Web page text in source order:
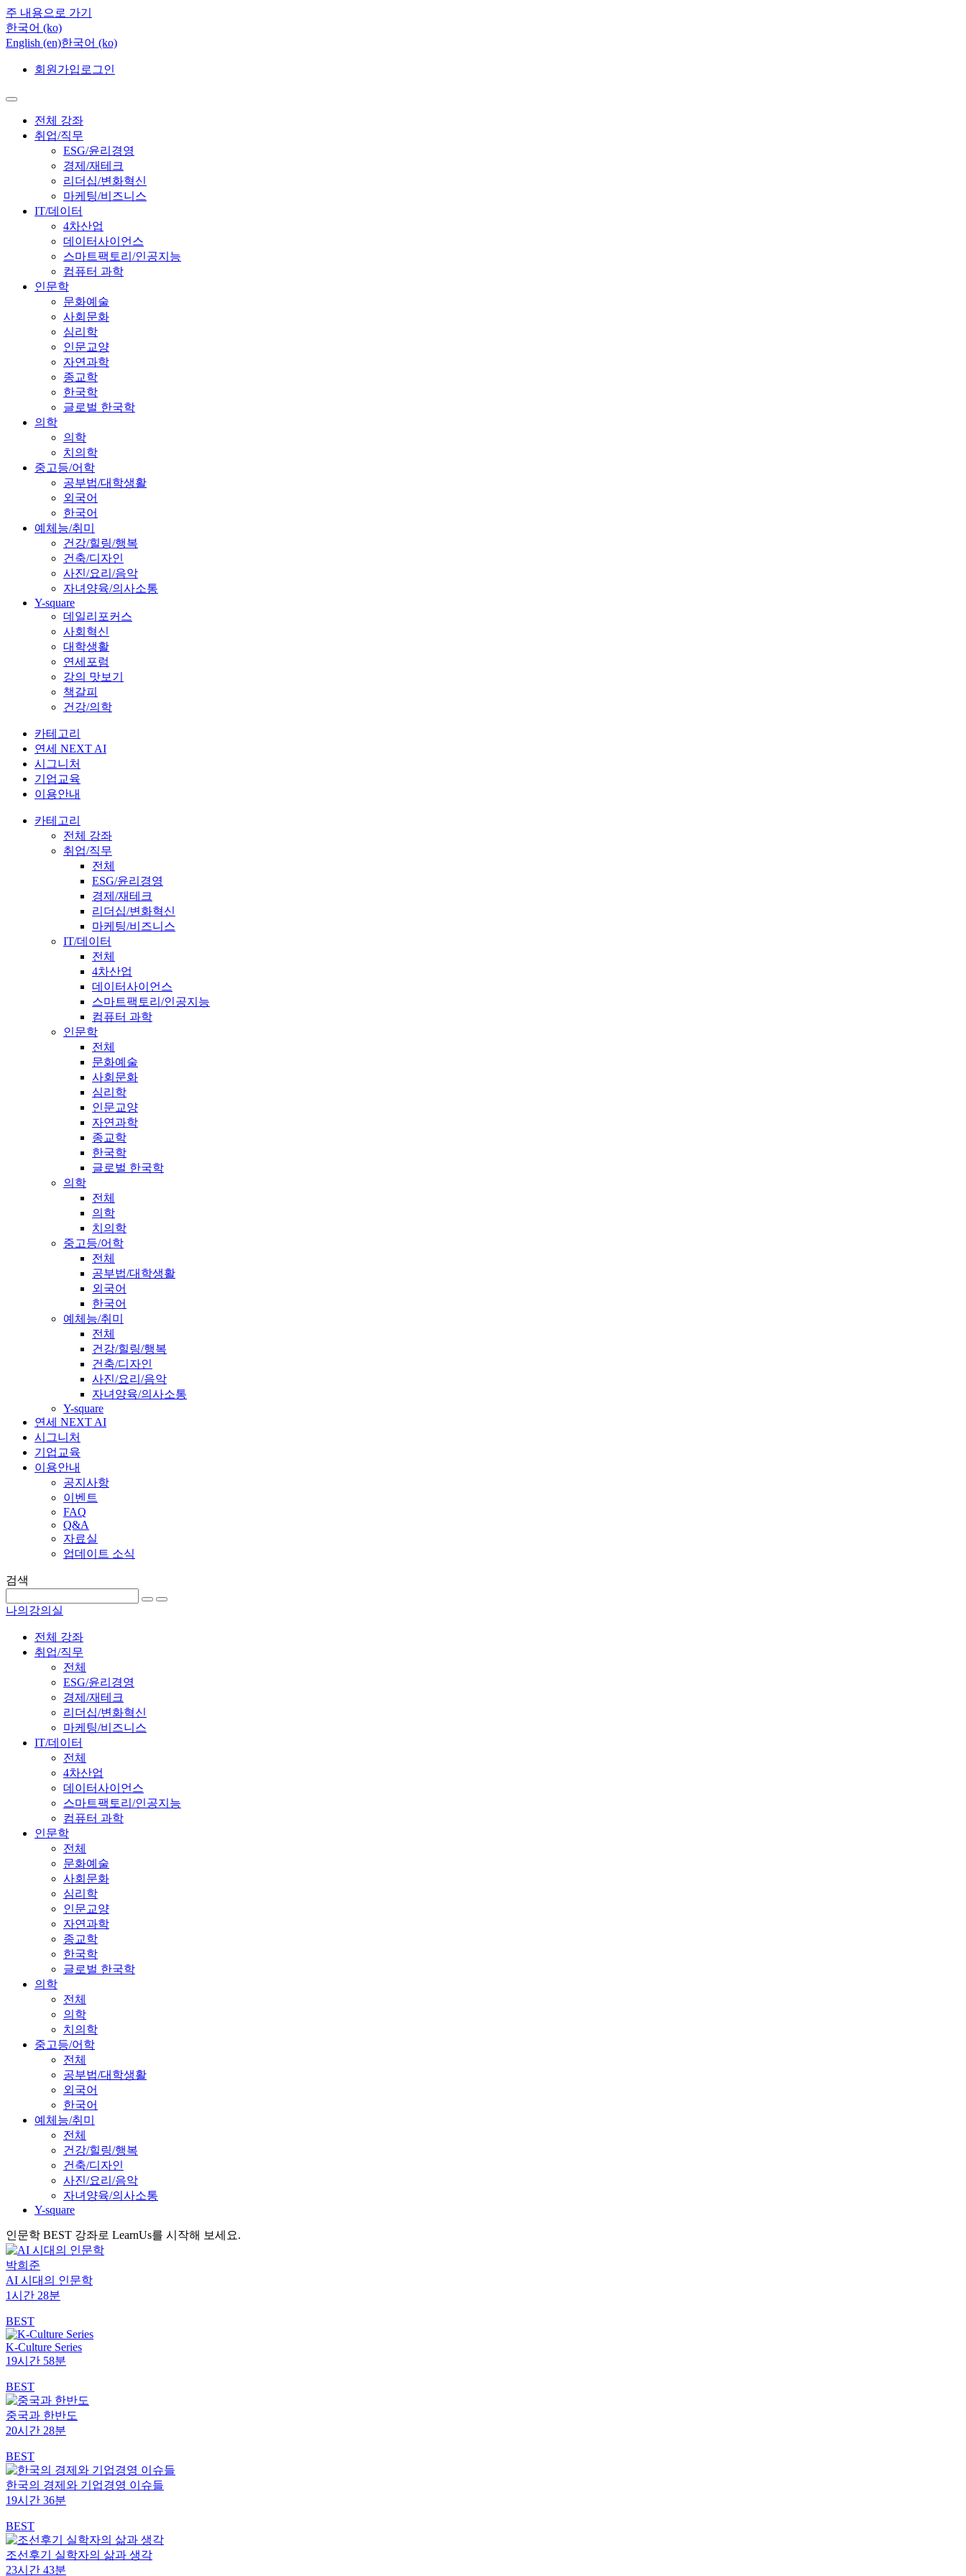
주 내용으로 가기
한국어 ‎(ko)‎
English ‎(en)‎한국어 ‎(ko)‎
회원가입 로그인
전체 강좌
취업/직무
ESG/윤리경영
경제/재테크
리더십/변화혁신
마케팅/비즈니스
IT/데이터
4차산업
데이터사이언스
스마트팩토리/인공지능
컴퓨터 과학
인문학
문화예술
사회문화
심리학
인문교양
자연과학
종교학
한국학
글로벌 한국학
의학
의학
치의학
중고등/어학
공부법/대학생활
외국어
한국어
예체능/취미
건강/힐링/행복
건축/디자인
사진/요리/음악
자녀양육/의사소통
Y-square
데일리포커스
사회혁신
대학생활
연세포럼
강의 맛보기
책갈피
건강/의학
카테고리
연세 NEXT AI
시그니처
기업교육
이용안내
카테고리
전체 강좌
취업/직무
전체
ESG/윤리경영
경제/재테크
리더십/변화혁신
마케팅/비즈니스
IT/데이터
전체
4차산업
데이터사이언스
스마트팩토리/인공지능
컴퓨터 과학
인문학
전체
문화예술
사회문화
심리학
인문교양
자연과학
종교학
한국학
글로벌 한국학
의학
전체
의학
치의학
중고등/어학
전체
공부법/대학생활
외국어
한국어
예체능/취미
전체
건강/힐링/행복
건축/디자인
사진/요리/음악
자녀양육/의사소통
Y-square
연세 NEXT AI
시그니처
기업교육
이용안내
공지사항
이벤트
FAQ
Q&A
자료실
업데이트 소식
검색
나의강의실
전체 강좌
취업/직무
전체
ESG/윤리경영
경제/재테크
리더십/변화혁신
마케팅/비즈니스
IT/데이터
전체
4차산업
데이터사이언스
스마트팩토리/인공지능
컴퓨터 과학
인문학
전체
문화예술
사회문화
심리학
인문교양
자연과학
종교학
한국학
글로벌 한국학
의학
전체
의학
치의학
중고등/어학
전체
공부법/대학생활
외국어
한국어
예체능/취미
전체
건강/힐링/행복
건축/디자인
사진/요리/음악
자녀양육/의사소통
Y-square
인문학 BEST 강좌로 LearnUs를 시작해 보세요.
박희준
AI 시대의 인문학
1시간 28분
BEST
K-Culture Series
19시간 58분
BEST
중국과 한반도
20시간 28분
BEST
한국의 경제와 기업경영 이슈들
19시간 36분
BEST
조선후기 실학자의 삶과 생각
23시간 43분